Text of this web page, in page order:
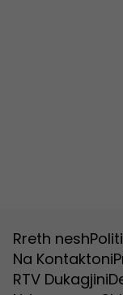
Rreth nesh
Na Kontaktoni
RTV Dukagjini